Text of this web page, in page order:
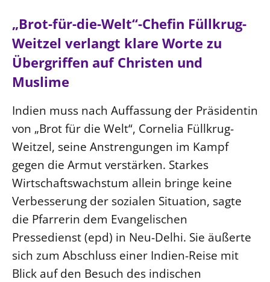
„Brot-für-die-Welt“-Chefin Füllkrug-
Weitzel verlangt klare Worte zu
Übergriffen auf Christen und
Muslime
Indien muss nach Auffassung der Präsidentin
von „Brot für die Welt“, Cornelia Füllkrug-
Weitzel, seine Anstrengungen im Kampf
gegen die Armut verstärken. Starkes
Wirtschaftswachstum allein bringe keine
Verbesserung der sozialen Situation, sagte
die Pfarrerin dem Evangelischen
Pressedienst (epd) in Neu-Delhi. Sie äußerte
sich zum Abschluss einer Indien-Reise mit
Blick auf den Besuch des indischen
Kirche und Finanzen
Personalausschuss
LANDESKIRCHENAMT
Willkommen
Kollegium
Abteilungen des Landeskirchenamts
Rechnungsprüfungsamt
Fachstelle Sexualisierte Gewalt
Beschwerdestellen
Kirchenämter
Gleichstellung
Datenschutz
Geschäftsstelle Landessynode
Evangelische Kirche
Lutherische Kirche
Glaubensbekenntnis
Positionen
Religionen
Gegen Gewalt
KLIMASCHUTZ
Nachhaltigkeit
Erneuerbare Energien
Mobilität
Naturschutz
Gebäude
Impressum
Datenschutz
Kontakt
Barrierefreiheit
Presse
Freie Stellen
Service für Gemeinden
Suche